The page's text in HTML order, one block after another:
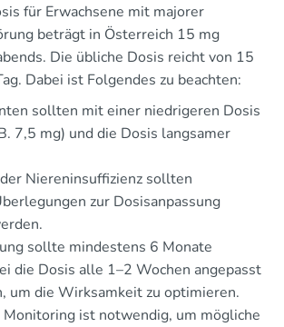
für Erwachsene mit majorer
beträgt in Österreich 15 mg
Die übliche Dosis reicht von 15
Dabei ist Folgendes zu beachten:
sollten mit einer niedrigeren Dosis
7,5 mg) und die Dosis langsamer
Niereninsuffizienz sollten
zur Dosisanpassung
sollte mindestens 6 Monate
die Dosis alle 1–2 Wochen angepasst
um die Wirksamkeit zu optimieren.
Monitoring ist notwendig, um mögliche